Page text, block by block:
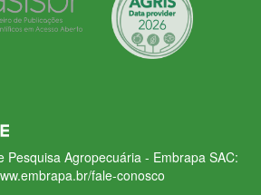
Pesquisa Agropecuária - Embrapa SAC:
fale-conosco